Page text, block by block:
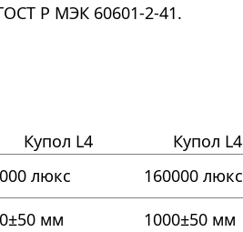
Р МЭК 60601-2-41.
Купол L4
Купол L4
люкс
160000 люкс
мм 1000±50 мм